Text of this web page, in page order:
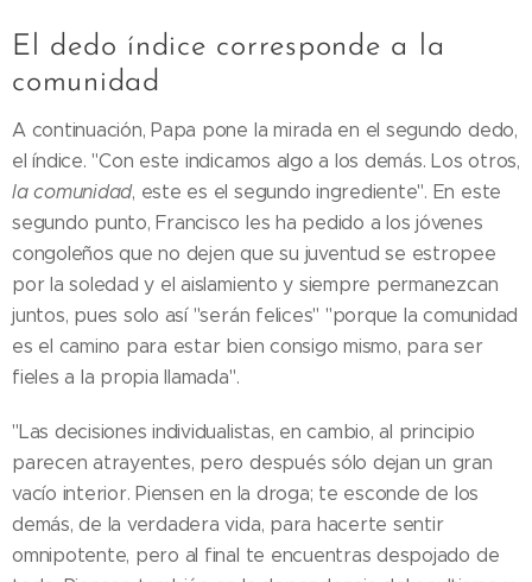
El dedo índice corresponde a la
comunidad
A continuación, Papa pone la mirada en el segundo dedo,
el índice. "Con este indicamos algo a los demás. Los otros,
la comunidad, este es el segundo ingrediente". En este
segundo punto, Francisco les ha pedido a los jóvenes
congoleños que no dejen que su juventud se estropee
por la soledad y el aislamiento y siempre permanezcan
juntos, pues solo así "serán felices" "porque la comunidad
es el camino para estar bien consigo mismo, para ser
fieles a la propia llamada".
"Las decisiones individualistas, en cambio, al principio
parecen atrayentes, pero después sólo dejan un gran
vacío interior. Piensen en la droga; te esconde de los
demás, de la verdadera vida, para hacerte sentir
omnipotente, pero al final te encuentras despojado de